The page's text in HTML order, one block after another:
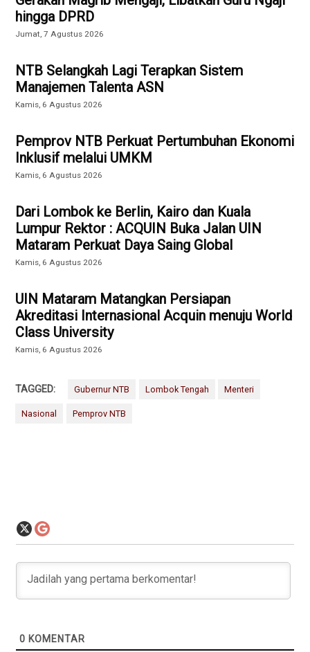
hingga DPRD
Jumat, 7 Agustus 2026
NTB Selangkah Lagi Terapkan Sistem
Manajemen Talenta ASN
Kamis, 6 Agustus 2026
Pemprov NTB Perkuat Pertumbuhan Ekonomi
Inklusif melalui UMKM
Kamis, 6 Agustus 2026
Dari Lombok ke Berlin, Kairo dan Kuala
Lumpur Rektor : ACQUIN Buka Jalan UIN
Mataram Perkuat Daya Saing Global
Kamis, 6 Agustus 2026
UIN Mataram Matangkan Persiapan
Akreditasi Internasional Acquin menuju World
Class University
Kamis, 6 Agustus 2026
TAGGED: Gubernur NTB Lombok Tengah Menteri
Nasional Pemprov NTB
0 KOMENTAR